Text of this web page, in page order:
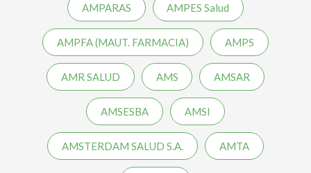
AMPARAS AMPES Salud
AMPFA (MAUT. FARMACIA) AMPS
AMR SALUD AMS AMSAR
AMSESBA AMSI
AMSTERDAM SALUD S.A. AMTA